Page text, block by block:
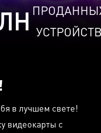
в лучшем свете!
видеокарты с